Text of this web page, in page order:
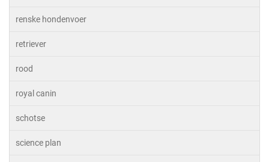
renske hondenvoer
retriever
rood
royal canin
schotse
science plan